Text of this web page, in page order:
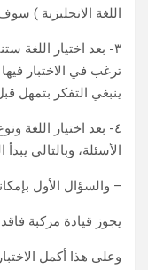
اللغة الانجليزية )
٣- بعد اختيار اللغة
ترغب في الاختبار
ينبغي التفكر بتمهل
٤- بعد اختيار اللغة
الأسئلة، وبالتالي يبدأ
– والسؤال الأول
يجوز قيادة مركبة
وعلى هذا أكمل